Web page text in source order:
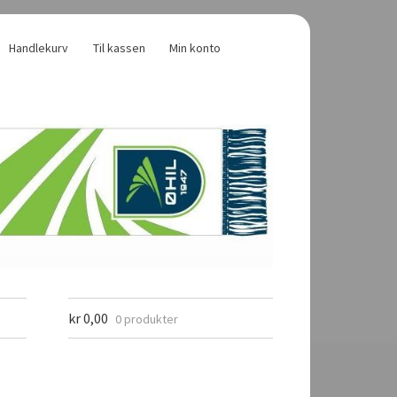
Handlekurv Til kassen Min konto
kr0,00 0 produkter